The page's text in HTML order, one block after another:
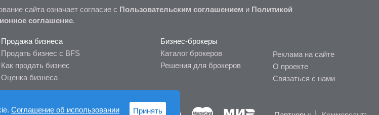
сайта означает согласие с Пользовательским соглашением и Политикой
соглашение.
Продажа бизнеса
Продать бизнес с BFS
Как продать бизнес
Оценка бизнеса
Бизнес-брокеры
Каталог брокеров
Решения для брокеров
Реклама на сайте
О проекте
Связаться с нами
Соглашение об использовании Принять